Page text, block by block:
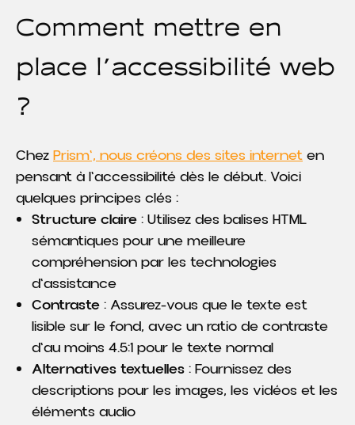
Comment mettre en
place l'accessibilité web
?
Chez Prism', nous créons des sites internet en
pensant à l'accessibilité dès le début. Voici
quelques principes clés :
Structure claire : Utilisez des balises HTML
sémantiques pour une meilleure
compréhension par les technologies
d'assistance
Contraste : Assurez-vous que le texte est
lisible sur le fond, avec un ratio de contraste
d'au moins 4.5:1 pour le texte normal
Alternatives textuelles : Fournissez des
descriptions pour les images, les vidéos et les
éléments audio